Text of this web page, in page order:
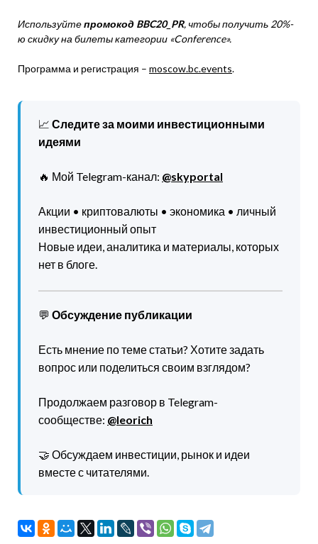
Используйтепромокод BBC20_ PR, чтобы получить 20%-
ю скидку на билеты категории «Conference».
Программа и регистрация – moscow.bc.events.
📈 Следите за моими инвестиционными
идеями
🔥 Мой Telegram-канал: @skyportal
Акции • криптовалюты • экономика • личный
инвестиционный опыт
Новые идеи, аналитика и материалы, которых
нет в блоге.
💬 Обсуждение публикации
Есть мнение по теме статьи? Хотите задать
вопрос или поделиться своим взглядом?
Продолжаем разговор в Telegram-
сообществе: @leorich
🤝 Обсуждаем инвестиции, рынок и идеи
вместе с читателями.